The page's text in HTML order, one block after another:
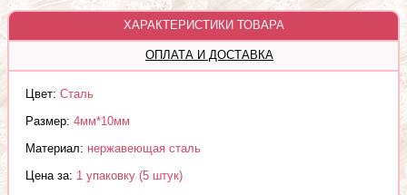
ХАРАКТЕРИСТИКИ ТОВАРА
ОПЛАТА И ДОСТАВКА
Цвет: Сталь
Размер: 4мм*10мм
Материал: нержавеющая сталь
Цена за: 1 упаковку (5 штук)